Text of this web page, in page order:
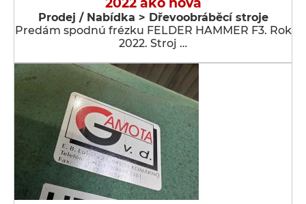
Prodej / Nabídka > Dřevoobráběcí stroje
Predám spodnú frézku FELDER HAMMER F3. Rok
2022. Stroj …